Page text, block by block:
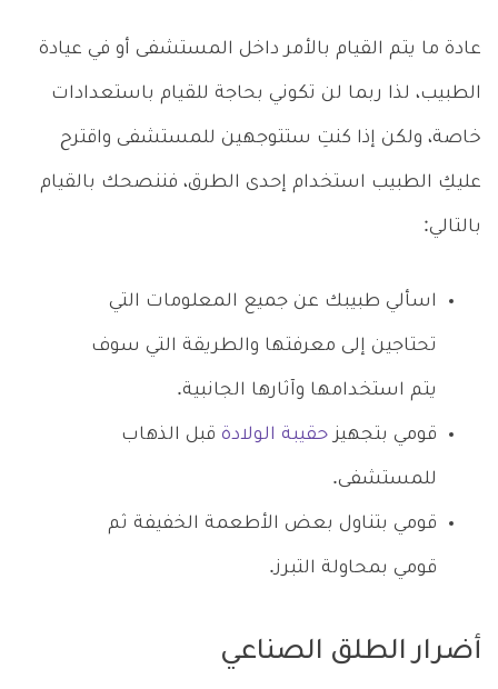
عادة ما يتم القيام بالأمر داخل المستشفى أو في عيادة
الطبيب، لذا ربما لن تكوني بحاجة للقيام باستعدادات
خاصة، ولكن إذا كنتِ ستتوجهين للمستشفى واقترح
عليكِ الطبيب استخدام إحدى الطرق، فننصحك بالقيام
بالتالي:
اسألي طبيبك عن جميع المعلومات التي
تحتاجين إلى معرفتها والطريقة التي سوف
يتم استخدامها وآثارها الجانبية.
قومي بتجهيز حقيبة الولادة قبل الذهاب
للمستشفى.
قومي بتناول بعض الأطعمة الخفيفة ثم
قومي بمحاولة التبرز.
أضرار الطلق الصناعي